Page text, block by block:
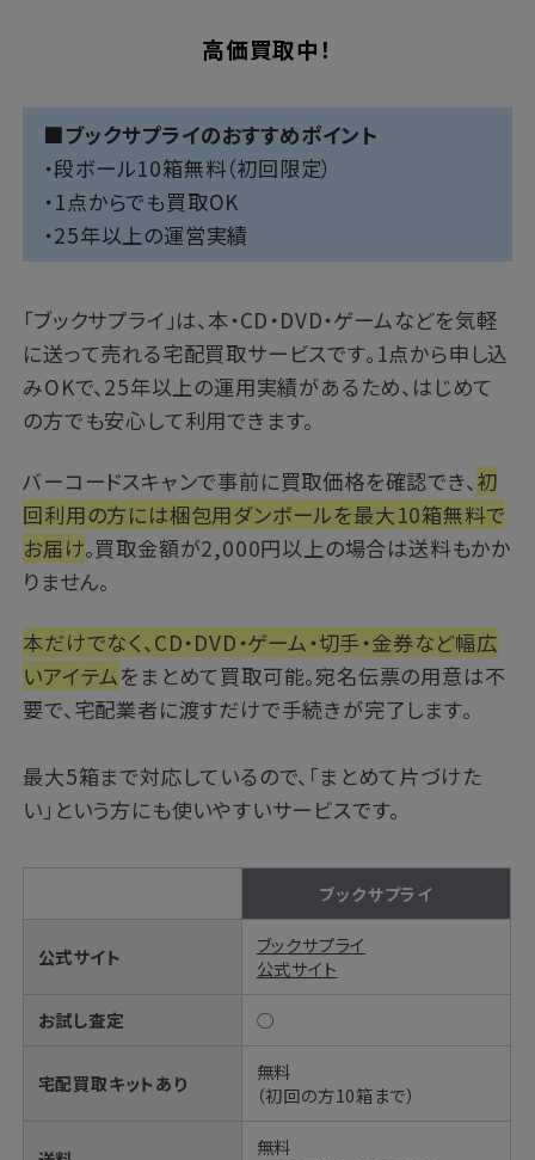
高価買取中！
■ブックサプライのおすすめポイント
・段ボール10箱無料（初回限定）
・1点からでも買取OK
・25年以上の運営実績
「ブックサプライ 」は、本・CD・DVD・ゲームなどを気軽
に送って売れる宅配買取サービスです。1点から申し込
みOKで、25年以上の運用実績があるため、はじめて
の方でも安心して利用できます。
バーコードスキャンで事前に買取価格を確認でき、 初
回利用の方には梱包用ダンボールを最大10箱無料で
お届け。買取金額が2,000円以上の場合は送料もかか
りません。
本だけでなく、CD・DVD・ゲーム・切手・金券など幅広
いアイテムをまとめて買取可能。宛名伝票の用意は不
要で、宅配業者に渡すだけで手続きが完了します。
最大5箱まで対応しているので、「まとめて片づけた
い」という方にも使いやすいサービスです。
ブックサプライ
公式サイト
ブックサプライ
公式サイト
お試し査定 ◯
宅配買取キットあり
無料
（初回の方10箱まで）
無料